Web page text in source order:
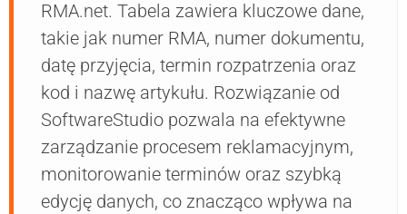
RMA.net. Tabela zawiera kluczowe dane,
takie jak numer RMA, numer dokumentu,
datę przyjęcia, termin rozpatrzenia oraz
kod i nazwę artykułu. Rozwiązanie od
SoftwareStudio pozwala na efektywne
zarządzanie procesem reklamacyjnym,
monitorowanie terminów oraz szybką
edycję danych, co znacząco wpływa na